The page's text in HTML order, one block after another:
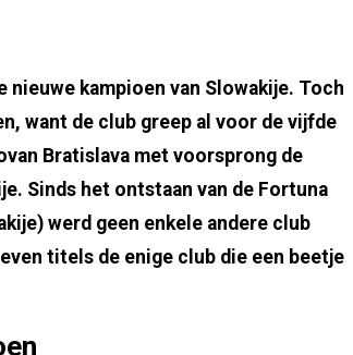
kampioen van Slowakije. Toch
want de club greep al voor de vijfde
Bratislava met voorsprong de
Sinds het ontstaan van de Fortuna
werd geen enkele andere club
titels de enige club die een beetje